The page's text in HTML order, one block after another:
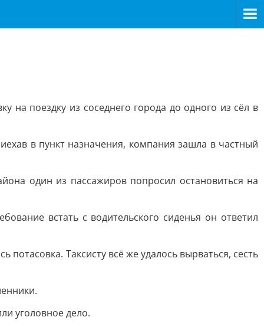
на поездку из соседнего города до одного из сёл в
в пункт назначения, компания зашла в частный
один из пассажиров попросил остановиться на
встать с водительского сиденья он ответил
Таксисту всё же удалось вырваться, сесть
уголовное дело.